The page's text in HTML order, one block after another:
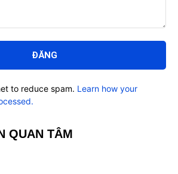
to reduce spam. Learn how your
QUAN TÂM